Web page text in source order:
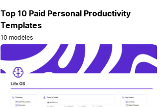
Top 10 Paid Personal Productivity
Templates
10 modèles